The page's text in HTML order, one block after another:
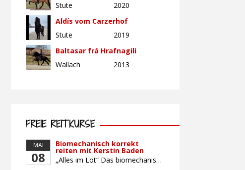
Stute
2020
Aldís vom Carzerhof
Stute
2019
Baltasar frá Hrafnagili
Wallach
2013
FREIE REITKURSE
MAI
08
Biomechanisch korrekt
reiten mit Kerstin Baden
„Alles im Lot“ Das biomechanisch korrekte Reiten vereint viele wichtige Erkenntnisse der Reitkunst und der Physiologie von Pferd und Reiter miteinander. Ziel ist die größtmögliche Symmetrie des Reiters, denn erst wenn „alles im Lot“ ist, kann das Pferd den Reiter ausbalanciert und losgelassen tragen. Dafür muss der Reiter lernen, die Reaktionen seines Pferdes auf seinen […]